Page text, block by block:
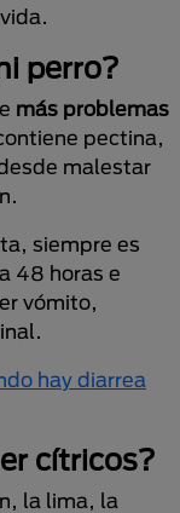
perro?
más problemas
pectina,
malestar
siempre es
48 horas e
vómito,
hay diarrea
cítricos?
la lima, la